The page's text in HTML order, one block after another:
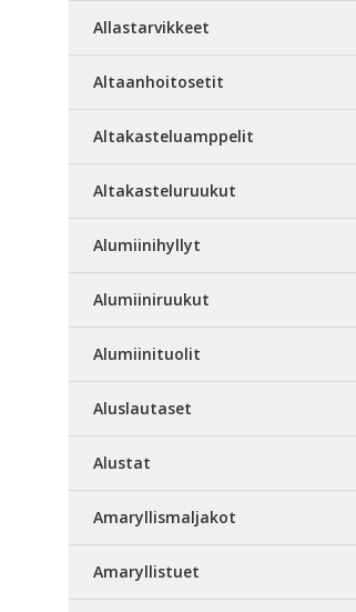
Allastarvikkeet
Altaanhoitosetit
Altakasteluamppelit
Altakasteluruukut
Alumiinihyllyt
Alumiiniruukut
Alumiinituolit
Aluslautaset
Alustat
Amaryllismaljakot
Amaryllistuet